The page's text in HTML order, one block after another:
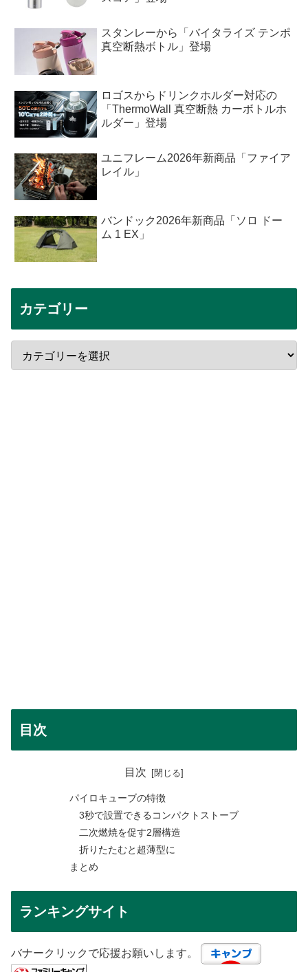
スタンレーから「バイタライズ テンポ
真空断熱ボトル」登場
ロゴスからドリンクホルダー対応の
「ThermoWall 真空断熱 カーボトルホ
ルダー」登場
ユニフレーム2026年新商品「ファイア
レイル」
バンドック2026年新商品「ソロ ドー
ム 1 EX」
カテゴリー
目次
目次
パイロキューブの特徴
3秒で設置できるコンパクトストーブ
二次燃焼を促す2層構造
折りたたむと超薄型に
まとめ
ランキングサイト
バナークリックで応援お願いします。